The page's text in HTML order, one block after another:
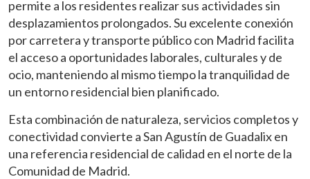
permite a los residentes realizar sus actividades sin
desplazamientos prolongados. Su excelente conexión
por carretera y transporte público con Madrid facilita
el acceso a oportunidades laborales, culturales y de
ocio, manteniendo al mismo tiempo la tranquilidad de
un entorno residencial bien planificado.
Esta combinación de naturaleza, servicios completos y
conectividad convierte a San Agustín de Guadalix en
una referencia residencial de calidad en el norte de la
Comunidad de Madrid.
Modificar cookies
Siempre activas
Este sitio web utiliza Cookies propias para recopilar
información con la finalidad de mejorar nuestros servicios.
Si continua navegando, supone la aceptación de la